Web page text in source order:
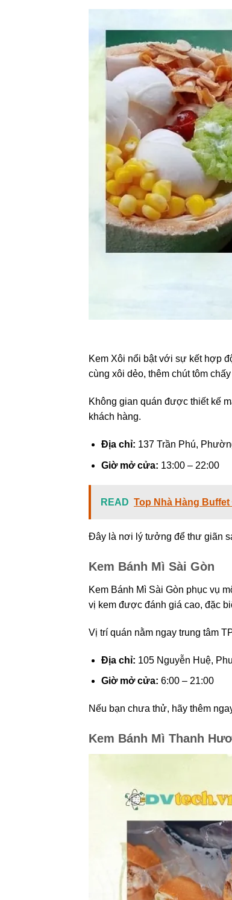
Kem Xôi nổi bật với sự kết hợp
cùng xôi dẻo, thêm chút tôm
Không gian quán được thiết kế
khách hàng.
Địa chỉ: 137 Trần Phú,
Giờ mở cửa: 13:00 – 22:00
READ Top Nhà Hàng
Đây là nơi lý tưởng để thư giãn
Kem Bánh Mì Sài Gòn
Kem Bánh Mì Sài Gòn phục vụ
vị kem được đánh giá cao, đặc
Vị trí quán nằm ngay trung tâm
Địa chỉ: 105 Nguyễn Huệ,
Giờ mở cửa: 6:00 – 21:00
Nếu bạn chưa thử, hãy thêm
Kem Bánh Mì Thanh